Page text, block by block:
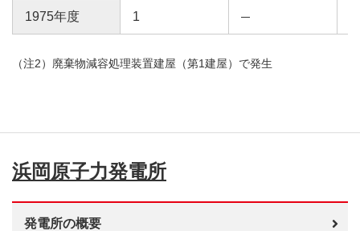
1975年度 1
（注2）廃棄物減容処理装置建屋（第1建屋）で発生
浜岡原子力発電所
発電所の概要